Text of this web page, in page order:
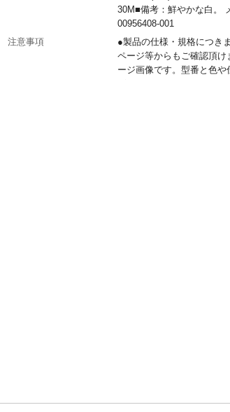
30M■備考：鮮やかな白。
00956408-001
注意事項
●製品の仕様・規格につき
ページ等からもご確認頂
ージ画像です。型番と色